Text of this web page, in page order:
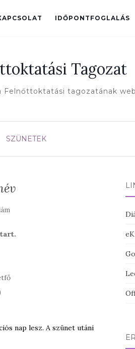
IDŐPONTFOGLALÁS
Tagozat
Felnőttoktatási tagozatának
SZÜNETEK
nap lesz. A szünet utáni